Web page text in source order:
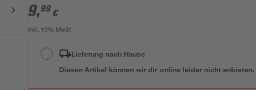
9,99 €
inkl. 19% MwSt.
Lieferung nach Hause
Diesen Artikel können wir dir online leider nicht anbieten.